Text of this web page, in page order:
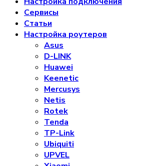
Сервисы
Статьи
Настройка роутеров
Asus
D-LINK
Huawei
Keenetic
Mercusys
Netis
Rotek
Tenda
TP-Link
Ubiquiti
UPVEL